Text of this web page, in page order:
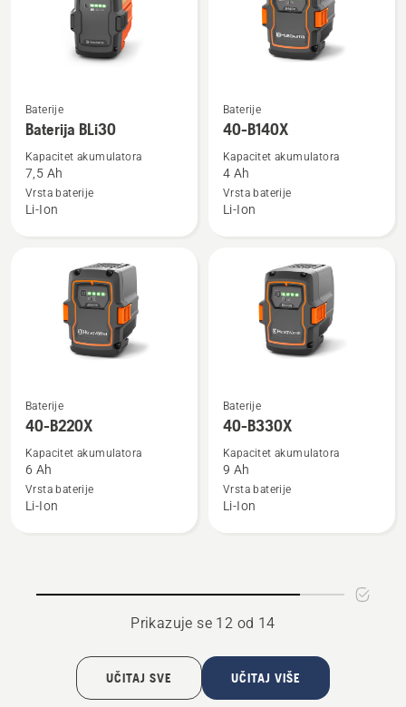
Pogledajte
više
Baterija
BLi30
Baterije
Baterija BLi30
Kapacitet akumulatora
7,5 Ah
Vrsta baterije
Li-Ion
Pogledajte
više
40-
B140X
Baterije
40-B140X
Kapacitet akumulatora
4 Ah
Vrsta baterije
Li-Ion
Pogledajte
više
40-
B220X
Baterije
40-B220X
Kapacitet akumulatora
6 Ah
Vrsta baterije
Li-Ion
Pogledajte
više
40-
B330X
Baterije
40-B330X
Kapacitet akumulatora
9 Ah
Vrsta baterije
Li-Ion
Prikazuje se 12 od 14
UČITAJ SVE UČITAJ VIŠE